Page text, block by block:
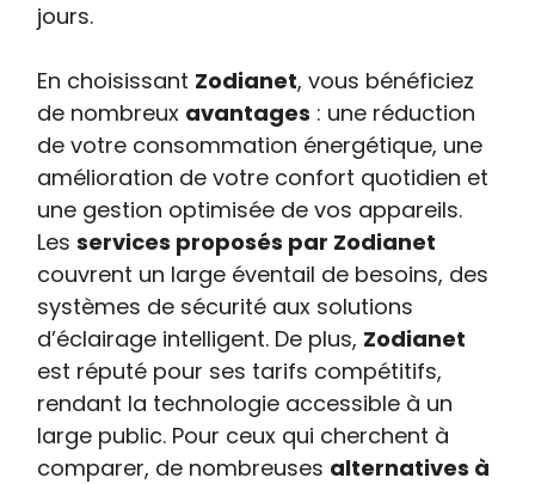
jours.
En choisissant Zodianet, vous bénéficiez
de nombreux avantages : une réduction
de votre consommation énergétique, une
amélioration de votre confort quotidien et
une gestion optimisée de vos appareils.
Lesservices proposés par Zodianet
couvrent un large éventail de besoins, des
systèmes de sécurité aux solutions
d’éclairage intelligent. De plus, Zodianet
est réputé pour ses tarifs compétitifs,
rendant la technologie accessible à un
large public. Pour ceux qui cherchent à
comparer, de nombreuses alternatives à